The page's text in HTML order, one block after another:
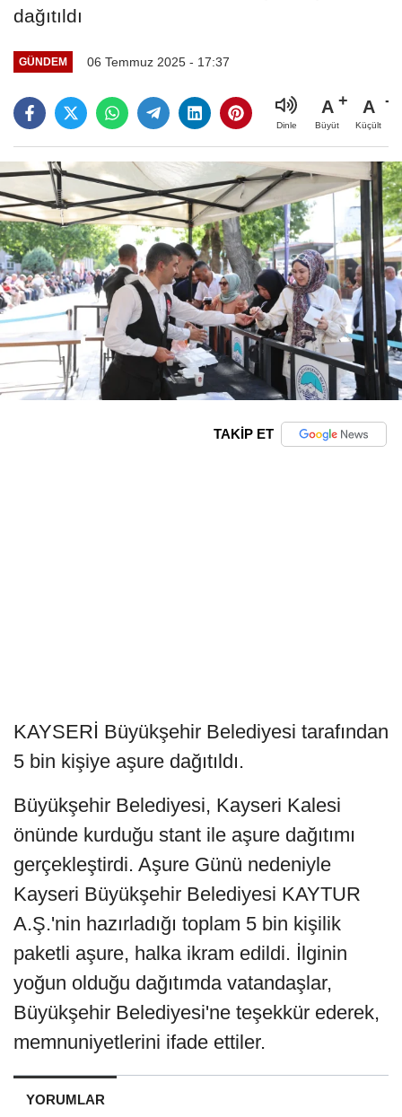
dağıtıldı
GÜNDEM 06 Temmuz 2025 - 17:37
Dinle
A
Büyüt
A
Küçült
TAKİP ET
KAYSERİ Büyükşehir Belediyesi tarafından
5 bin kişiye aşure dağıtıldı.
Büyükşehir Belediyesi, Kayseri Kalesi
önünde kurduğu stant ile aşure dağıtımı
gerçekleştirdi. Aşure Günü nedeniyle
Kayseri Büyükşehir Belediyesi KAYTUR
A.Ş.'nin hazırladığı toplam 5 bin kişilik
paketli aşure, halka ikram edildi. İlginin
yoğun olduğu dağıtımda vatandaşlar,
Büyükşehir Belediyesi'ne teşekkür ederek,
memnuniyetlerini ifade ettiler.
YORUMLAR